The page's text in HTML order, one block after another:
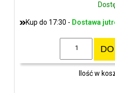
Kup do 17:30 - Dostawa
Ilość w